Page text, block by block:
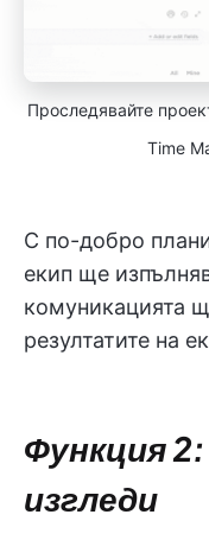
Проследявайте
Time
С по-добро
екип ще
комуникацията
резултатите на
Функция
изгледи